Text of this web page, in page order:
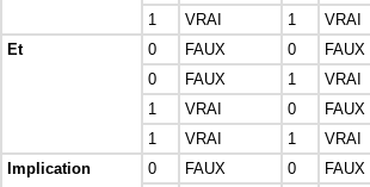
1
VRAI 1 VRAI
Et
0 FAUX 0 FAUX
0
FAUX 1 VRAI
1
VRAI 0 FAUX
1
VRAI 1 VRAI
Implication
0 FAUX 0 FAUX